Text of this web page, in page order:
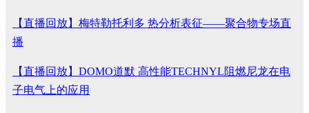
【直播回放】梅特勒托利多 热分析表征——聚合物专场直
播
【直播回放】DOMO道默 高性能TECHNYL阻燃尼龙在电
子电气上的应用